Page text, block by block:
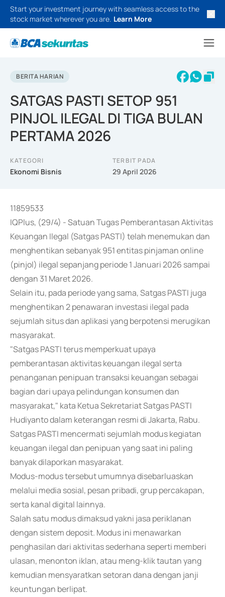
Start your investment journey with seamless access to the
stock market wherever you are. Learn More
BERITA HARIAN
SATGAS PASTI SETOP 951
PINJOL ILEGAL DI TIGA BULAN
PERTAMA 2026
KATEGORI
Ekonomi Bisnis
TERBIT PADA
29 April 2026
11859533
IQPlus, (29/4) - Satuan Tugas Pemberantasan Aktivitas
Keuangan Ilegal (Satgas PASTI) telah menemukan dan
menghentikan sebanyak 951 entitas pinjaman online
(pinjol) ilegal sepanjang periode 1 Januari 2026 sampai
dengan 31 Maret 2026.
Selain itu, pada periode yang sama, Satgas PASTI juga
menghentikan 2 penawaran investasi ilegal pada
sejumlah situs dan aplikasi yang berpotensi merugikan
masyarakat.
"Satgas PASTI terus memperkuat upaya
pemberantasan aktivitas keuangan ilegal serta
penanganan penipuan transaksi keuangan sebagai
bagian dari upaya pelindungan konsumen dan
masyarakat," kata Ketua Sekretariat Satgas PASTI
Hudiyanto dalam keterangan resmi di Jakarta, Rabu.
Satgas PASTI mencermati sejumlah modus kegiatan
keuangan ilegal dan penipuan yang saat ini paling
banyak dilaporkan masyarakat.
Modus-modus tersebut umumnya disebarluaskan
melalui media sosial, pesan pribadi, grup percakapan,
serta kanal digital lainnya.
Salah satu modus dimaksud yakni jasa periklanan
dengan sistem deposit. Modus ini menawarkan
penghasilan dari aktivitas sederhana seperti memberi
ulasan, menonton iklan, atau meng-klik tautan yang
kemudian mensyaratkan setoran dana dengan janji
keuntungan berlipat.